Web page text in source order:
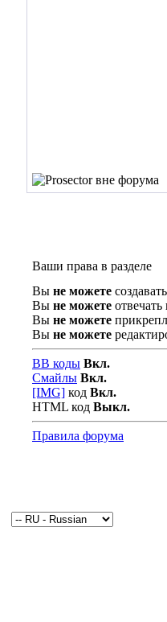
Ваши права в разделе
Вы не можете
Вы не можете отвечать
Вы не можете
Вы не можете
BB коды Вкл.
Смайлы Вкл.
[IMG] код Вкл.
HTML код Выкл.
Правила форума